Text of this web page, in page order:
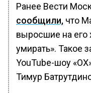
Ранее Вести
сообщили, что
выросшие на его
умирать». Такое
YouTube-шоу
Тимур